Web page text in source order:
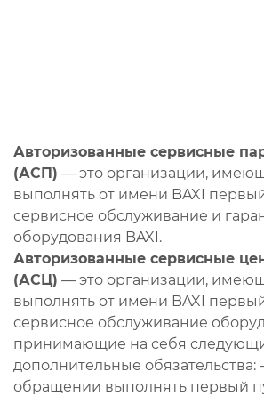
Авторизованные сервисные
(АСП) — это организации,
выполнять от имени BAXI
сервисное обслуживание и
оборудования BAXI.
Авторизованные сервисные
(АСЦ) — это организации,
выполнять от имени BAXI
сервисное обслуживание
принимающие на себя
дополнительные обязательства:
обращении выполнять первый